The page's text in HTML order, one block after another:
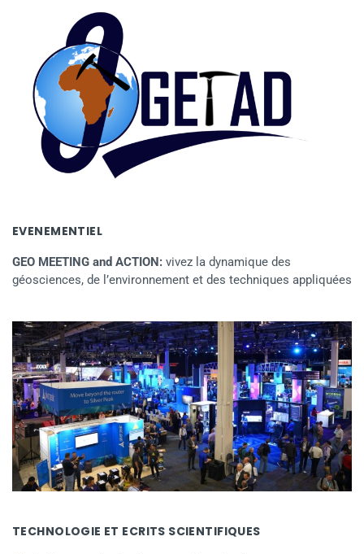
EVENEMENTIEL
GEO MEETING and ACTION: vivez la dynamique des
géosciences, de l’environnement et des techniques appliquées
TECHNOLOGIE ET ECRITS SCIENTIFIQUES